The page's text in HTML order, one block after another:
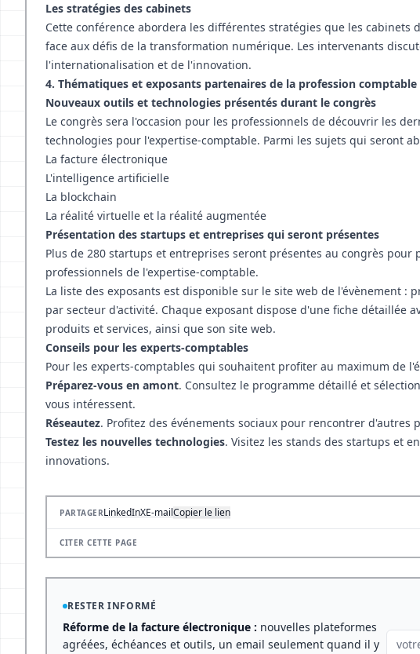
Les stratégies des cabinets
Cette conférence abordera les différentes stratégies que les
face aux défis de la transformation numérique. Les intervenants
l'internationalisation et de l'innovation.
4. Thématiques et exposants partenaires de la profession comptable
Nouveaux outils et technologies présentés durant le congrès
Le congrès sera l'occasion pour les professionnels de découvrir les
technologies pour l'expertise-comptable. Parmi les sujets qui seront
La facture électronique
L'intelligence artificielle
La blockchain
La réalité virtuelle et la réalité augmentée
Présentation des startups et entreprises qui seront présentes
Plus de 280 startups et entreprises seront présentes au congrès pour
professionnels de l'expertise-comptable.
La liste des exposants est disponible sur le site web de l'évènement :
par secteur d'activité. Chaque exposant dispose d'une fiche détaillée
produits et services, ainsi que son site web.
Conseils pour les experts-comptables
Pour les experts-comptables qui souhaitent profiter au maximum de
Préparez-vous en amont. Consultez le programme détaillé et
vous intéressent.
Réseautez. Profitez des événements sociaux pour rencontrer d'autres
Testez les nouvelles technologies. Visitez les stands des startups et
innovations.
PARTAGERLinkedInXE-mailCopier le lien
CITER CETTE PAGE
RESTER INFORMÉ
Réforme de la facture électronique : nouvelles plateformes
agréées, échéances et outils, un email seulement quand il y